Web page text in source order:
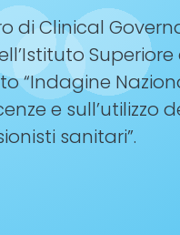
di Clinical
“Indagine
e sull’utilizzo
sanitari”.